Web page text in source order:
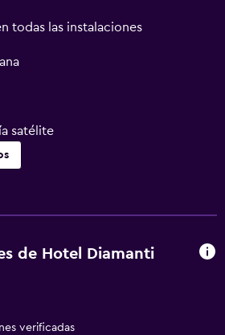
todas las instalaciones
satélite
de Hotel Diamanti
verificadas